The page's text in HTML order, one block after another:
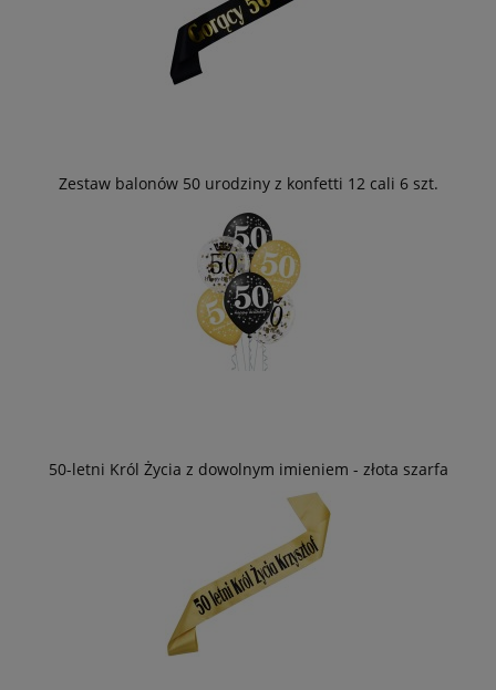
Zestaw balonów 50 urodziny z konfetti 12 cali 6 szt.
50-letni Król Życia z dowolnym imieniem - złota szarfa